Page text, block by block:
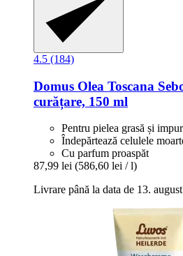
4.5 (184)
Domus Olea Toscana
curățare, 150 ml
Pentru pielea grasă și
Îndepărtează celulele
Cu parfum proaspăt
87,99 lei (586,60 lei / l)
Livrare până la data de 13. august